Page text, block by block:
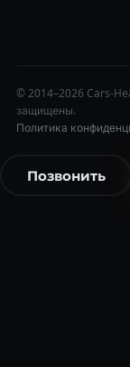
© 2014–2026 Cars-
защищены.
Политика
Позвонить